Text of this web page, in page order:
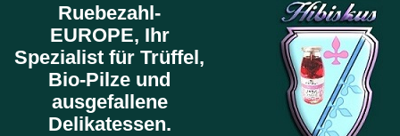
Ruebezahl-
EUROPE, Ihr
Spezialist für Trüffel,
Bio-Pilze und
ausgefallene
Delikatessen.